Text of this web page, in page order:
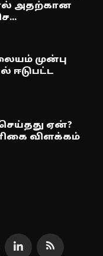
அதற்கான
முன்பு
ஈடுபட்ட
ஏன்?
விளக்கம்